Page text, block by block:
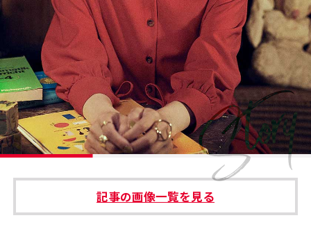
#エンタメ業界のちょっといい話
#サステナブルな取り組み #スタッフが語る
#リクルート
運営会社 プライバシーポリシー
本サイトご利用にあたって Cookie Settings
記事の画像一覧を見る